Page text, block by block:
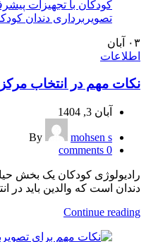
۰۳
آبان
اطلاعات
نکات مهم در انتخاب
آبان 3, 1404
By
mohsen s
0
comments
رادیولوژی کودکان یک بخش
دندان است که والدین باید در
Continue reading